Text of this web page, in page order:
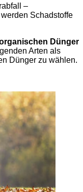
–
Schadstoffe
Dünger
Arten als
Dünger zu wählen.